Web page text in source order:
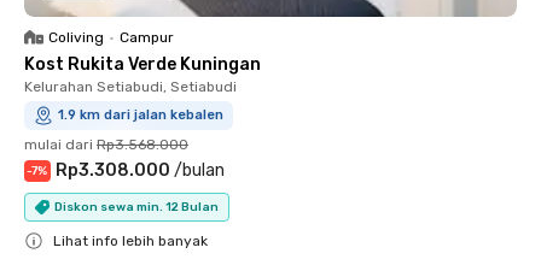
Coliving • Campur
Kost Rukita Verde Kuningan
Kelurahan Setiabudi, Setiabudi
1.9 km dari jalan kebalen
mulai dari Rp3.568.000
-7% Rp3.308.000 /bulan
Diskon sewa min. 12 Bulan
Lihat info lebih banyak